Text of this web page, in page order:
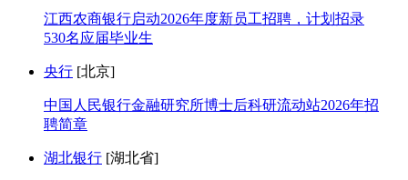
江西农商银行启动2026年度新员工招聘，计划招录
530名应届毕业生
央行 [北京]
中国人民银行金融研究所博士后科研流动站2026年招
聘简章
湖北银行 [湖北省]